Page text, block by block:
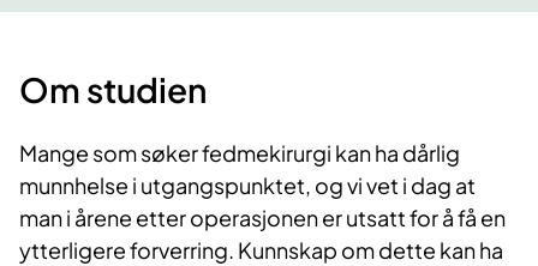
Om studien
Mange som søker fedmekirurgi kan ha dårlig
munnhelse i utgangspunktet, og vi vet i dag at
man i årene etter operasjonen er utsatt for å få en
ytterligere forverring. Kunnskap om dette kan ha